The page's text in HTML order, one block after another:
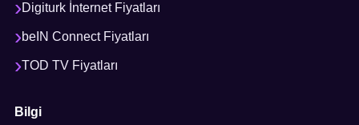
Digiturk İnternet Fiyatları
beIN Connect Fiyatları
TOD TV Fiyatları
Bilgi